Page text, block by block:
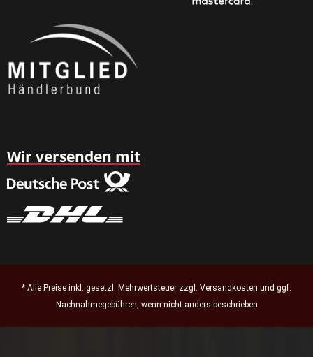
Wir versenden mit
* Alle Preise inkl. gesetzl. Mehrwertsteuer zzgl. Versandkosten und ggf.
Nachnahmegebühren, wenn nicht anders beschrieben